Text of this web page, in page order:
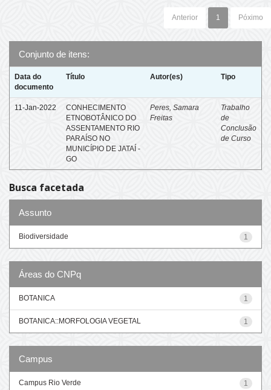
Anterior 1 Póximo
Conjunto de itens:
Data do
documento
Título Autor(es) Tipo
11-Jan-2022
CONHECIMENTO
ETNOBOTÂNICO DO
ASSENTAMENTO RIO
PARAÍSO NO
MUNICÍPIO DE JATAÍ -
GO
Peres, Samara
Freitas
Trabalho
de
Conclusão
de Curso
Busca facetada
Assunto
1
Biodiversidade
Áreas do CNPq
1
BOTANICA
1
BOTANICA::MORFOLOGIA VEGETAL
Campus
1
Campus Rio Verde